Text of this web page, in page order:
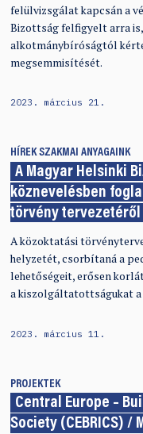
felülvizsgálat kapcsán a
Bizottság felfigyelt arra is,
alkotmánybíróságtól
megsemmisítését.
2023. március 21.
HÍREK SZAKMAI ANYAGAINK
A Magyar Helsinki
köznevelésben
törvény tervezetéről
A közoktatási
helyzetét, csorbítaná a
lehetőségeit, erősen
a kiszolgáltatottságukat
2023. március 11.
PROJEKTEK
Central Europe –
Society (CEBRICS)